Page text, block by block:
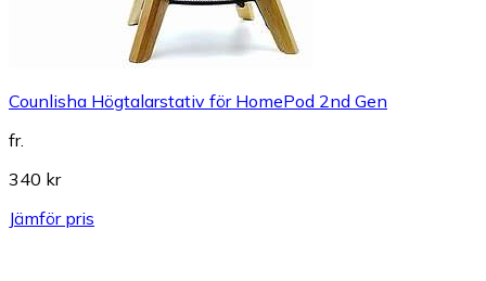
Counlisha Högtalarstativ för HomePod 2nd Gen
fr.
340 kr
Jämför pris